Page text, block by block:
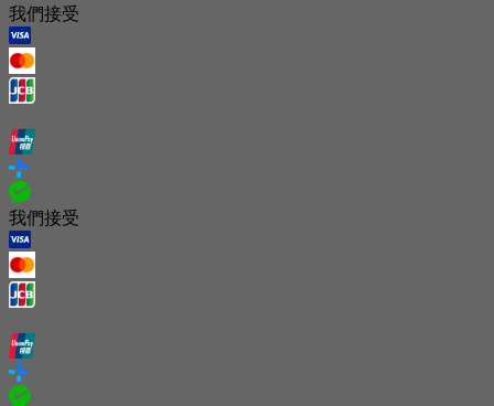
我們接受
我們接受